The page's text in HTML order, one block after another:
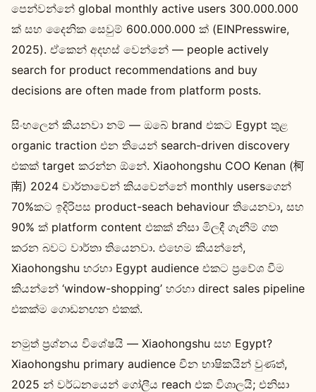
පෙන්වන්නේ global monthly active users 300.000.000
ක් සහ දෛනික සෙවුම් 600.000.000 ක් (EINPresswire,
2025). ඒකෙන් අදහස් වෙන්නේ — people actively
search for product recommendations and buy
decisions are often made from platform posts.
සිංහලෙන් කියනවා නම් — ඔබේ brand එකට Egypt තුළ
organic traction එන තියෙන් search-driven discovery
එකක් target කරන්න ඕනේ. Xiaohongshu COO Kenan (柯
南) 2024 වාර්තාවෙන් කියවෙන්නේ monthly usersගෙන්
70%කට ඉදිරිපස product-seach behaviour තියෙනවා, සහ
90% ක් platform content එකක් නිසා මිලදී ගැනීම් ගත
කරන බවට වාර්තා තියෙනවා. එහෙම කියන්නේ,
Xiaohongshu හරහා Egypt audience එකට ප්‍රවේශ වීම
කියන්නේ ‘window-shopping’ හරහා direct sales pipeline
එකක්ම ගොඩනඟන එකක්.
නමුත් ප්‍රශ්නය විශේෂයි — Xiaohongshu සහ Egypt?
Xiaohongshu primary audience චීන භාෂිකයින් වුණත්,
2025 න් වර්ධනයෙන් ගෝලීය reach එක විශාලයි; එනිසා